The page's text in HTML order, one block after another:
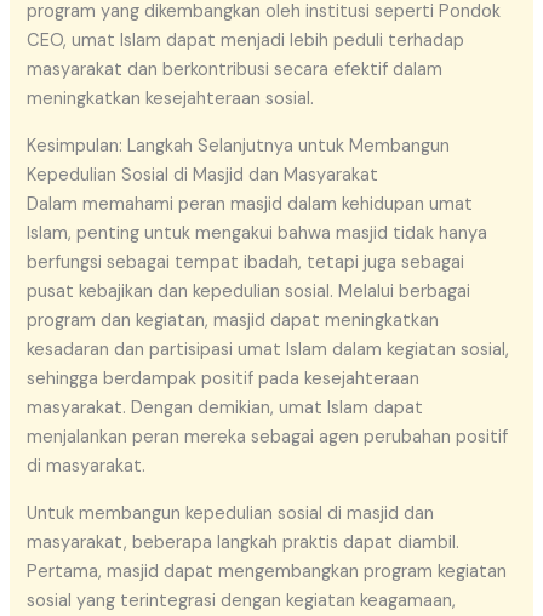
program yang dikembangkan oleh institusi seperti Pondok
CEO, umat Islam dapat menjadi lebih peduli terhadap
masyarakat dan berkontribusi secara efektif dalam
meningkatkan kesejahteraan sosial.
Kesimpulan: Langkah Selanjutnya untuk Membangun
Kepedulian Sosial di Masjid dan Masyarakat
Dalam memahami peran masjid dalam kehidupan umat
Islam, penting untuk mengakui bahwa masjid tidak hanya
berfungsi sebagai tempat ibadah, tetapi juga sebagai
pusat kebajikan dan kepedulian sosial. Melalui berbagai
program dan kegiatan, masjid dapat meningkatkan
kesadaran dan partisipasi umat Islam dalam kegiatan sosial,
sehingga berdampak positif pada kesejahteraan
masyarakat. Dengan demikian, umat Islam dapat
menjalankan peran mereka sebagai agen perubahan positif
di masyarakat.
Untuk membangun kepedulian sosial di masjid dan
masyarakat, beberapa langkah praktis dapat diambil.
Pertama, masjid dapat mengembangkan program kegiatan
sosial yang terintegrasi dengan kegiatan keagamaan,